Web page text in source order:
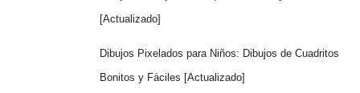
[Actualizado]
Dibujos Pixelados para Niños: Dibujos de Cuadritos
Bonitos y Fáciles [Actualizado]